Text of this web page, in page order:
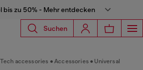
bis zu 50% - Mehr entdecken
Suchen
Tech accessories Accessories
Universal